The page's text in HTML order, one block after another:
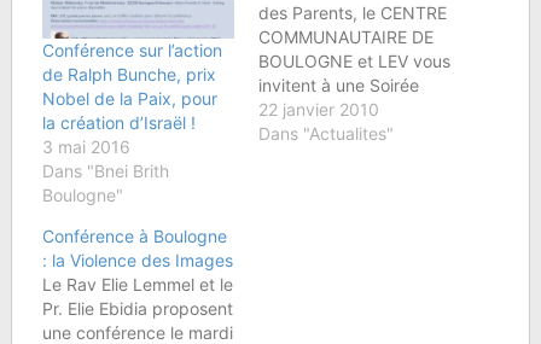
Conférence sur l’action
de Ralph Bunche, prix
Nobel de la Paix, pour
la création d’Israël !
3 mai 2016
Dans "Bnei Brith
Boulogne"
des Parents, le CENTRE
COMMUNAUTAIRE DE
BOULOGNE et LEV vous
invitent à une Soirée
Conférence-Débat du
Rav Elie LEMMEL :
22 janvier 2010
Dans "Actualites"
Conférence à Boulogne
: la Violence des Images
Le Rav Elie Lemmel et le
Pr. Elie Ebidia proposent
une conférence le mardi